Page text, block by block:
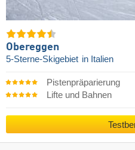
Obereggen
5-Sterne-Skigebiet in Italien
Pistenpräparierung
Lifte und Bahnen